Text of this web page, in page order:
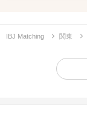
IBJ Matching 関東